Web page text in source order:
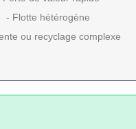
- Flotte hétérogène
ou recyclage complexe